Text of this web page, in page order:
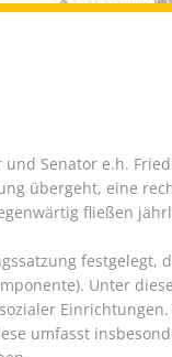
Senator e.h.
übergeht, eine
fließen
Unter
umfasst